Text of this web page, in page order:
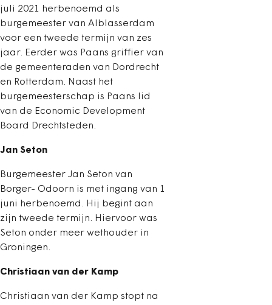
juli 2021 herbenoemd als
burgemeester van Alblasserdam
voor een tweede termijn van zes
jaar. Eerder was Paans griffier van
de gemeenteraden van Dordrecht
en Rotterdam. Naast het
burgemeesterschap is Paans lid
van de Economic Development
Board Drechtsteden.
Jan Seton
Burgemeester Jan Seton van
Borger- Odoorn is met ingang van 1
juni herbenoemd. Hij begint aan
zijn tweede termijn. Hiervoor was
Seton onder meer wethouder in
Groningen.
Christiaan van der Kamp
Christiaan van der Kamp stopt na